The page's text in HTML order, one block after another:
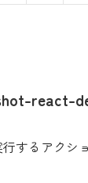
react-
するアクシ